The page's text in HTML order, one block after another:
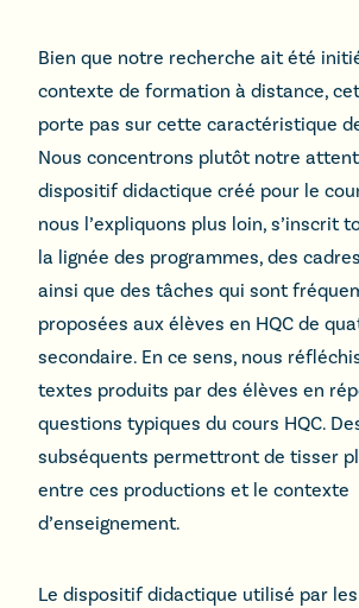
Bien que notre recherche ait été
contexte de formation à distance,
porte pas sur cette caractéristique
Nous concentrons plutôt notre
dispositif didactique créé pour le
nous l’expliquons plus loin, s’inscrit
la lignée des programmes, des
ainsi que des tâches qui sont
proposées aux élèves en HQC de
secondaire. En ce sens, nous
textes produits par des élèves en
questions typiques du cours HQC.
subséquents permettront de tisser
entre ces productions et le contexte
d’enseignement.
Le dispositif didactique utilisé par